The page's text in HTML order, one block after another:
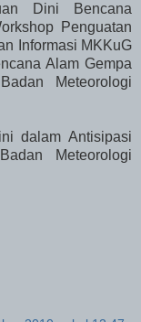
Dini Bencana
Penguatan
Informasi MKKuG
Alam Gempa
Meteorologi
dalam Antisipasi
Meteorologi